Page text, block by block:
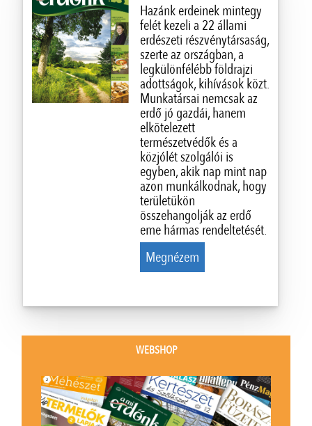
Hazánk erdeinek mintegy
felét kezeli a 22 állami
erdészeti részvénytársaság,
szerte az országban, a
legkülönfélébb földrajzi
adottságok, kihívások közt.
Munkatársai nemcsak az
erdő jó gazdái, hanem
elkötelezett
természetvédők és a
közjólét szolgálói is
egyben, akik nap mint nap
azon munkálkodnak, hogy
területükön
összehangolják az erdő
eme hármas rendeltetését.
Megnézem
WEBSHOP